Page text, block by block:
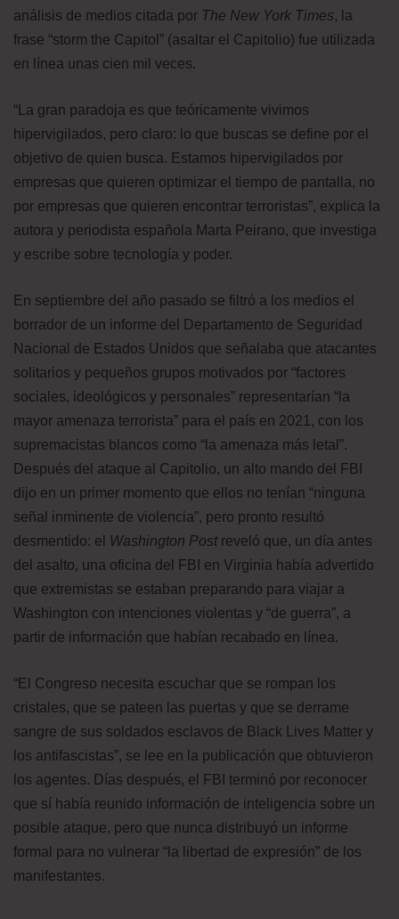
análisis de medios citada por The New York Times, la
frase “storm the Capitol” (asaltar el Capitolio) fue utilizada
en línea unas cien mil veces.
“La gran paradoja es que teóricamente vivimos
hipervigilados, pero claro: lo que buscas se define por el
objetivo de quien busca. Estamos hipervigilados por
empresas que quieren optimizar el tiempo de pantalla, no
por empresas que quieren encontrar terroristas”, explica la
autora y periodista española Marta Peirano, que investiga
y escribe sobre tecnología y poder.
En septiembre del año pasado se filtró a los medios el
borrador de un informe del Departamento de Seguridad
Nacional de Estados Unidos que señalaba que atacantes
solitarios y pequeños grupos motivados por “factores
sociales, ideológicos y personales” representarían “la
mayor amenaza terrorista” para el país en 2021, con los
supremacistas blancos como “la amenaza más letal”.
Después del ataque al Capitolio, un alto mando del FBI
dijo en un primer momento que ellos no tenían “ninguna
señal inminente de violencia”, pero pronto resultó
desmentido: el
Washington Postreveló que, un día antes
del asalto, una oficina del FBI en Virginia había advertido
que extremistas se estaban preparando para viajar a
Washington con intenciones violentas y “de guerra”, a
partir de información que habían recabado en línea.
“El Congreso necesita escuchar que se rompan los
cristales, que se pateen las puertas y que se derrame
sangre de sus soldados esclavos de Black Lives Matter y
los antifascistas”, se lee en la publicación que obtuvieron
los agentes. Días después, el FBI terminó por reconocer
que sí había reunido información de inteligencia sobre un
posible ataque, pero que nunca distribuyó un informe
formal para no vulnerar “la libertad de expresión” de los
manifestantes.